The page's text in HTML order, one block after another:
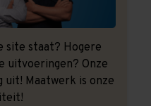
site staat? Hogere
uitvoeringen? Onze
uit! Maatwerk is onze